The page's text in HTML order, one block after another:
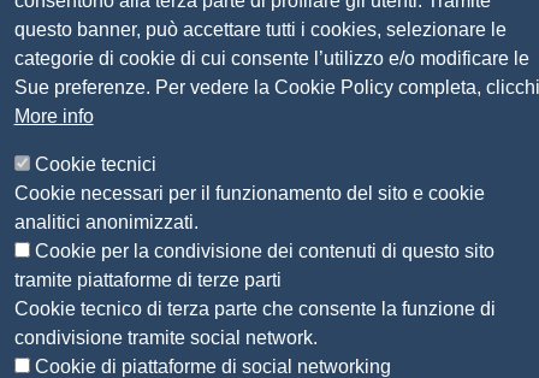
Seguici su
Sito web
Amministrazione trasparente
Mappa del sito
Social Media Policy
Dichiarazione di accessibilità
Feedback accessibilità
Siti tematici: Maremma e Tirreno Itinerari
© 2026 CAMERA DI COMMERCIO DELLA
MAREMMA E DEL TIRRENO
questo banner, può accettare tutti i cookies, selezionare le
categorie di cookie di cui consente l’utilizzo e/o modificare le
Sue preferenze. Per vedere la Cookie Policy completa, clicchi
More info
Cookie tecnici
Cookie necessari per il funzionamento del sito e cookie
analitici anonimizzati.
Cookie per la condivisione dei contenuti di questo sito
tramite piattaforme di terze parti
Cookie tecnico di terza parte che consente la funzione di
condivisione tramite social network.
Cookie di piattaforme di social networking